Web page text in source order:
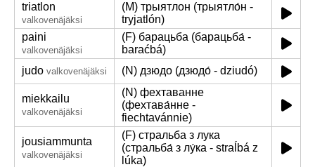
triatlon
valkovenäjäksi
(M) трыятлон (трыятло́н -
tryjatlón)
paini
valkovenäjäksi
(F) барацьба (барацьба́ -
baraćbá)
judo valkovenäjäksi (N) дзюдо (дзюдо́ - dziudó)
miekkailu
valkovenäjäksi
(N) фехтаванне
(фехтава́нне -
fiechtavánnie)
jousiammunta
valkovenäjäksi
(F) стральба з лука
(стральба́ з лу́ка - straĺbá z
lúka)